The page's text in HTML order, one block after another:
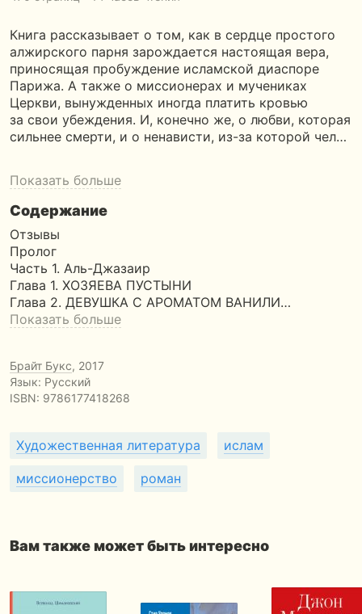
Книга рассказывает о том, как в сердце простого
алжирского парня зарождается настоящая вера,
приносящая пробуждение исламской диаспоре
Парижа. А также о миссионерах и мучениках
Церкви, вынужденных иногда платить кровью
за свои убеждения. И, конечно же, о любви, которая
сильнее смерти, и о ненависти, из-за которой чел…
Показать больше
Содержание
Отзывы
Пролог
Часть 1. Аль-Джазаир
Глава 1. ХОЗЯЕВА ПУСТЫНИ
Глава 2. ДЕВУШКА С АРОМАТОМ ВАНИЛИ…
Показать больше
Брайт Букс, 2017
Язык: Русский
ISBN: 9786177418268
Художественная литература ислам
миссионерство роман
Вам также может быть интересно